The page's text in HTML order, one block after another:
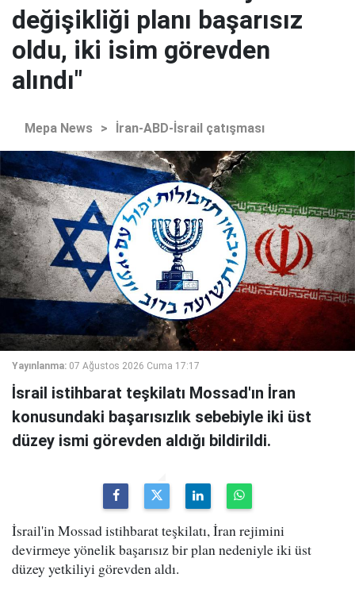
değişikliği planı başarısız
oldu, iki isim görevden
alındı"
Mepa News > İran-ABD-İsrail çatışması
Yayınlanma: 07 Ağustos 2026 Cuma 17:17
İsrail istihbarat teşkilatı Mossad'ın İran
konusundaki başarısızlık sebebiyle iki üst
düzey ismi görevden aldığı bildirildi.
İsrail'in Mossad istihbarat teşkilatı, İran rejimini
devirmeye yönelik başarısız bir plan nedeniyle iki üst
düzey yetkiliyi görevden aldı.